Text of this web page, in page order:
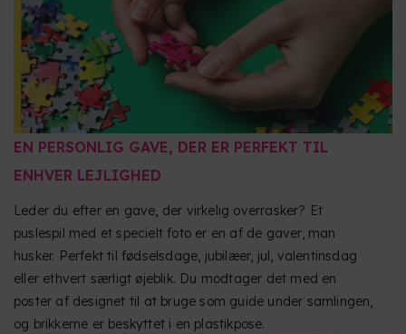
EN PERSONLIG GAVE, DER ER PERFEKT TIL
ENHVER LEJLIGHED
Leder du efter en gave, der virkelig overrasker? Et
puslespil med et specielt foto er en af de gaver, man
husker. Perfekt til fødselsdage, jubilæer, jul, valentinsdag
eller ethvert særligt øjeblik. Du modtager det med en
poster af designet til at bruge som guide under samlingen,
og brikkerne er beskyttet i en plastikpose.